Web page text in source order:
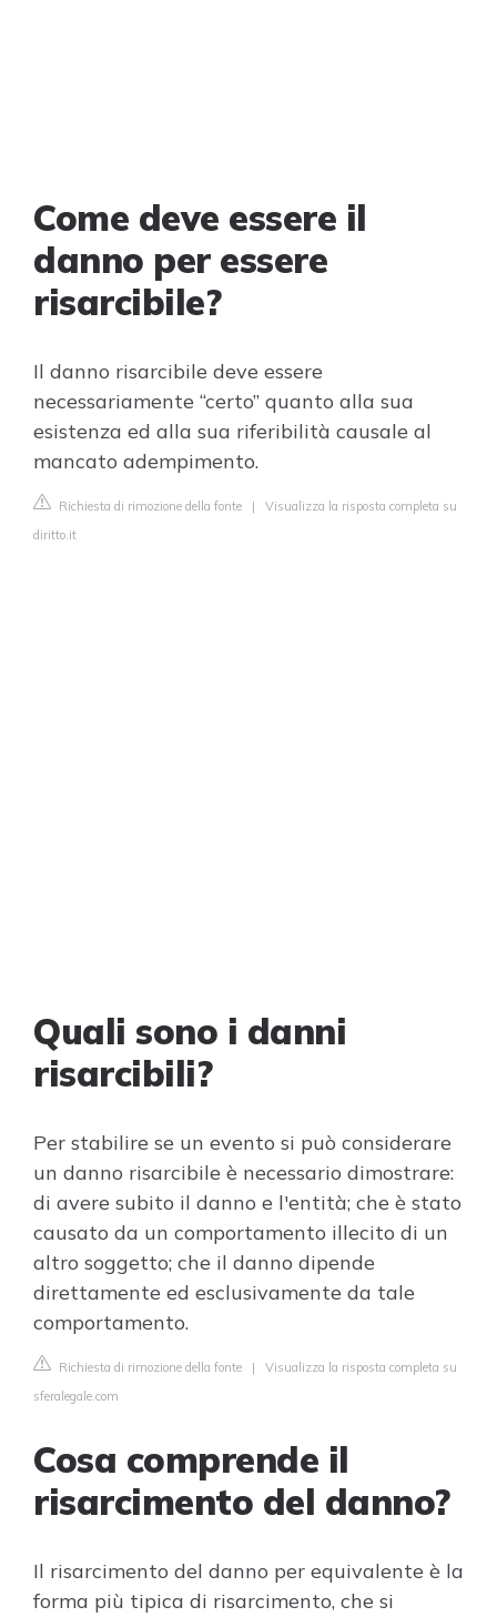
Come deve essere il
danno per essere
risarcibile?
Il danno risarcibile deve essere
necessariamente “certo” quanto alla sua
esistenza ed alla sua riferibilità causale al
mancato adempimento.
Richiesta di rimozione della fonte | Visualizza la risposta completa su
diritto.it
Quali sono i danni
risarcibili?
Per stabilire se un evento si può considerare
un danno risarcibile è necessario dimostrare:
di avere subito il danno e l'entità; che è stato
causato da un comportamento illecito di un
altro soggetto; che il danno dipende
direttamente ed esclusivamente da tale
comportamento.
Richiesta di rimozione della fonte | Visualizza la risposta completa su
sferalegale.com
Cosa comprende il
risarcimento del danno?
Il risarcimento del danno per equivalente è la
forma più tipica di risarcimento, che si